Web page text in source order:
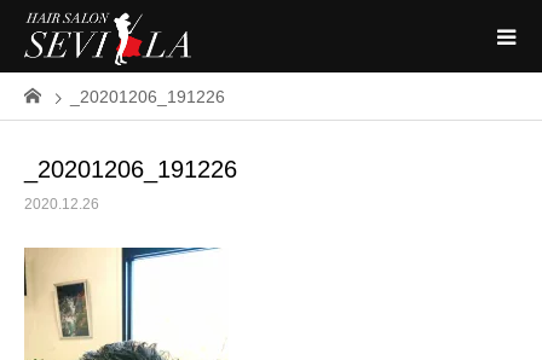
_20201206_191226
_20201206_191226
2020.12.26